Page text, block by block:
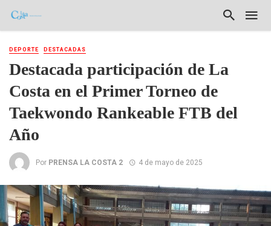
DEPORTE DESTACADAS
Destacada participación de La
Costa en el Primer Torneo de
Taekwondo Rankeable FTB del
Año
Por PRENSA LA COSTA 2 4 de mayo de 2025